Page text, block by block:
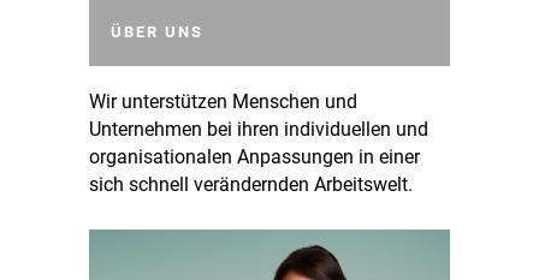
ÜBER UNS
Wir unterstützen Menschen und
Unternehmen bei ihren individuellen und
organisationalen Anpassungen in einer
sich schnell verändernden Arbeitswelt.